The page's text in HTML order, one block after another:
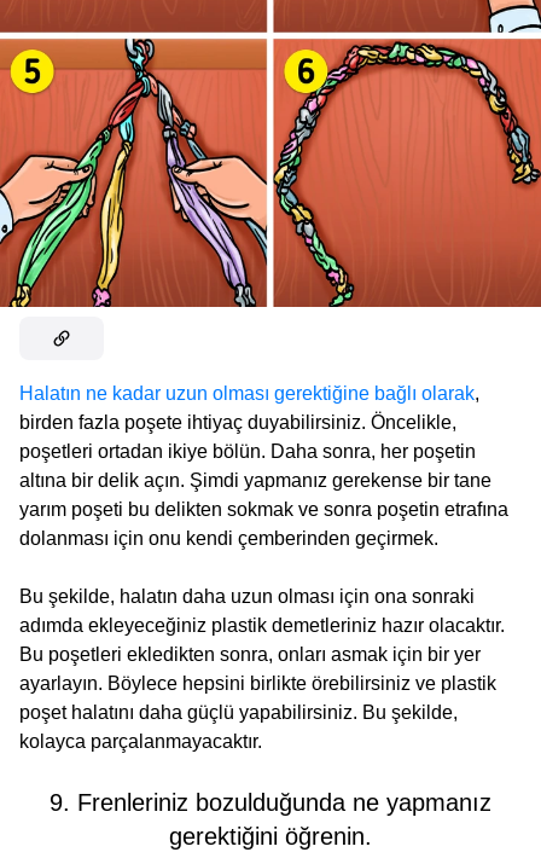
Halatın ne kadar uzun olması gerektiğine bağlı olarak,
birden fazla poşete ihtiyaç duyabilirsiniz. Öncelikle,
poşetleri ortadan ikiye bölün. Daha sonra, her poşetin
altına bir delik açın. Şimdi yapmanız gerekense bir tane
yarım poşeti bu delikten sokmak ve sonra poşetin etrafına
dolanması için onu kendi çemberinden geçirmek.
Bu şekilde, halatın daha uzun olması için ona sonraki
adımda ekleyeceğiniz plastik demetleriniz hazır olacaktır.
Bu poşetleri ekledikten sonra, onları asmak için bir yer
ayarlayın. Böylece hepsini birlikte örebilirsiniz ve plastik
poşet halatını daha güçlü yapabilirsiniz. Bu şekilde,
kolayca parçalanmayacaktır.
9. Frenleriniz bozulduğunda ne yapmanız
gerektiğini öğrenin.